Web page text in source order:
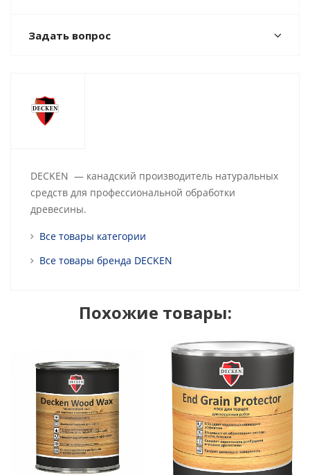
Задать вопрос
DECKEN — канадский производитель натуральных
средств для профессиональной обработки
древесины.
Все товары категории
Все товары бренда DECKEN
Похожие товары: